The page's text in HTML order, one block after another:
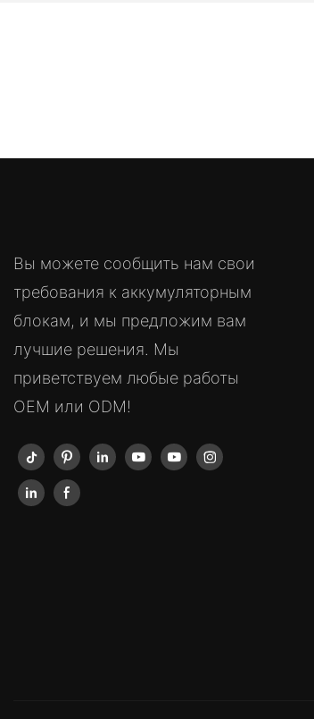
Вы можете сообщить нам свои
требования к аккумуляторным
блокам, и мы предложим вам
лучшие решения. Мы
приветствуем любые работы
OEM или ODM!